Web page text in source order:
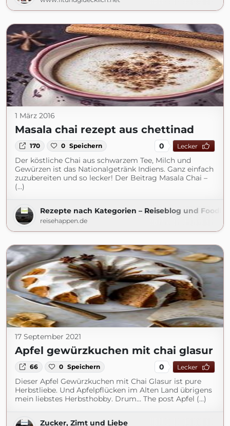
1 März 2016
Masala chai rezept aus chettinad
170 0 Speichern 0 Lecker
Der köstliche Chai aus schwarzem Tee, Milch und
Gewürzen ist das Nationalgetränk Indiens. Ganz einfach
zuzubereiten und so lecker! Der Beitrag Masala Chai –
(...)
Rezepte nach Kategorien – Reiseblog und
reisehappen.de
17 September 2021
Apfel gewürzkuchen mit chai glasur
66 0 Speichern 0 Lecker
Dieser Apfel Gewürzkuchen mit Chai Glasur ist pure
Herbstliebe. Und Apfelpflücken im Alten Land übrigens
mein liebstes Herbsthobby. Drum… The post Apfel (...)
Zucker, Zimt und Liebe